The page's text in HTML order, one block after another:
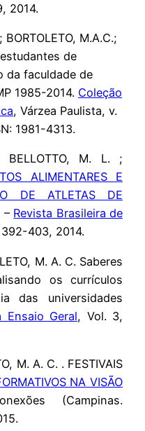
2014.
BORTOLETO, M.A.C.;
de
da faculdade de
1985-2014. Coleção
, Várzea Paulista, v.
1981-4313.
BELLOTTO, M. L. ;
ALIMENTARES E
DE ATLETAS DE
– Revista Brasileira de
403, 2014.
M. A. C. Saberes
os currículos
das universidades
Ensaio Geral, Vol. 3,
M. A. C. . FESTIVAIS
NA VISÃO
(Campinas.